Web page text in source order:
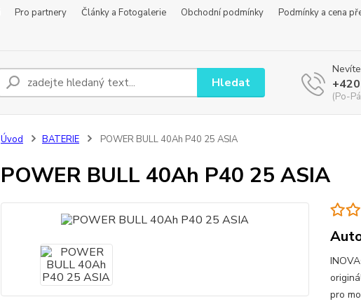
Pro partnery Články a Fotogalerie Obchodní podmínky
Podmínky a cena
Hledat
(Po-
Úvod BATERIE POWER BULL 40Ah P40 25 ASIA
POWER BULL 40Ah P40 25 ASIA
pro